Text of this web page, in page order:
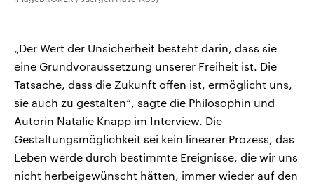
„Der Wert der Unsicherheit besteht darin, dass sie
eine Grundvoraussetzung unserer Freiheit ist. Die
Tatsache, dass die Zukunft offen ist, ermöglicht uns,
sie auch zu gestalten“, sagte die Philosophin und
Autorin Natalie Knapp im Interview. Die
Gestaltungsmöglichkeit sei kein linearer Prozess, das
Leben werde durch bestimmte Ereignisse, die wir uns
nicht herbeigewünscht hätten, immer wieder auf den